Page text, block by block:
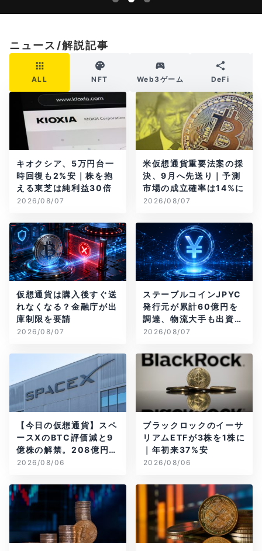
ニュース/解説記事
ALL NFT Web3ゲーム DeFi
キオクシア、5万円台一
時回復も2%安｜株を抱
える東芝は純利益30倍
2026/08/07
米仮想通貨重要法案の採
決、9月へ先送り｜予測
市場の成立確率は14%に
2026/08/07
仮想通貨は購入後すぐ送
れなくなる？金融庁が出
庫制限を要請
2026/08/07
ステーブルコインJPYC
発行元が累計60億円を
調達、物流大手も出資参
画
2026/08/07
【今日の仮想通貨】スペ
ースXのBTC評価減と9
億株の解禁。208億円相
当のBTCが盗難
2026/08/06
ブラックロックのイーサ
リアムETFが3株を1株に
｜年初来37%安
2026/08/06